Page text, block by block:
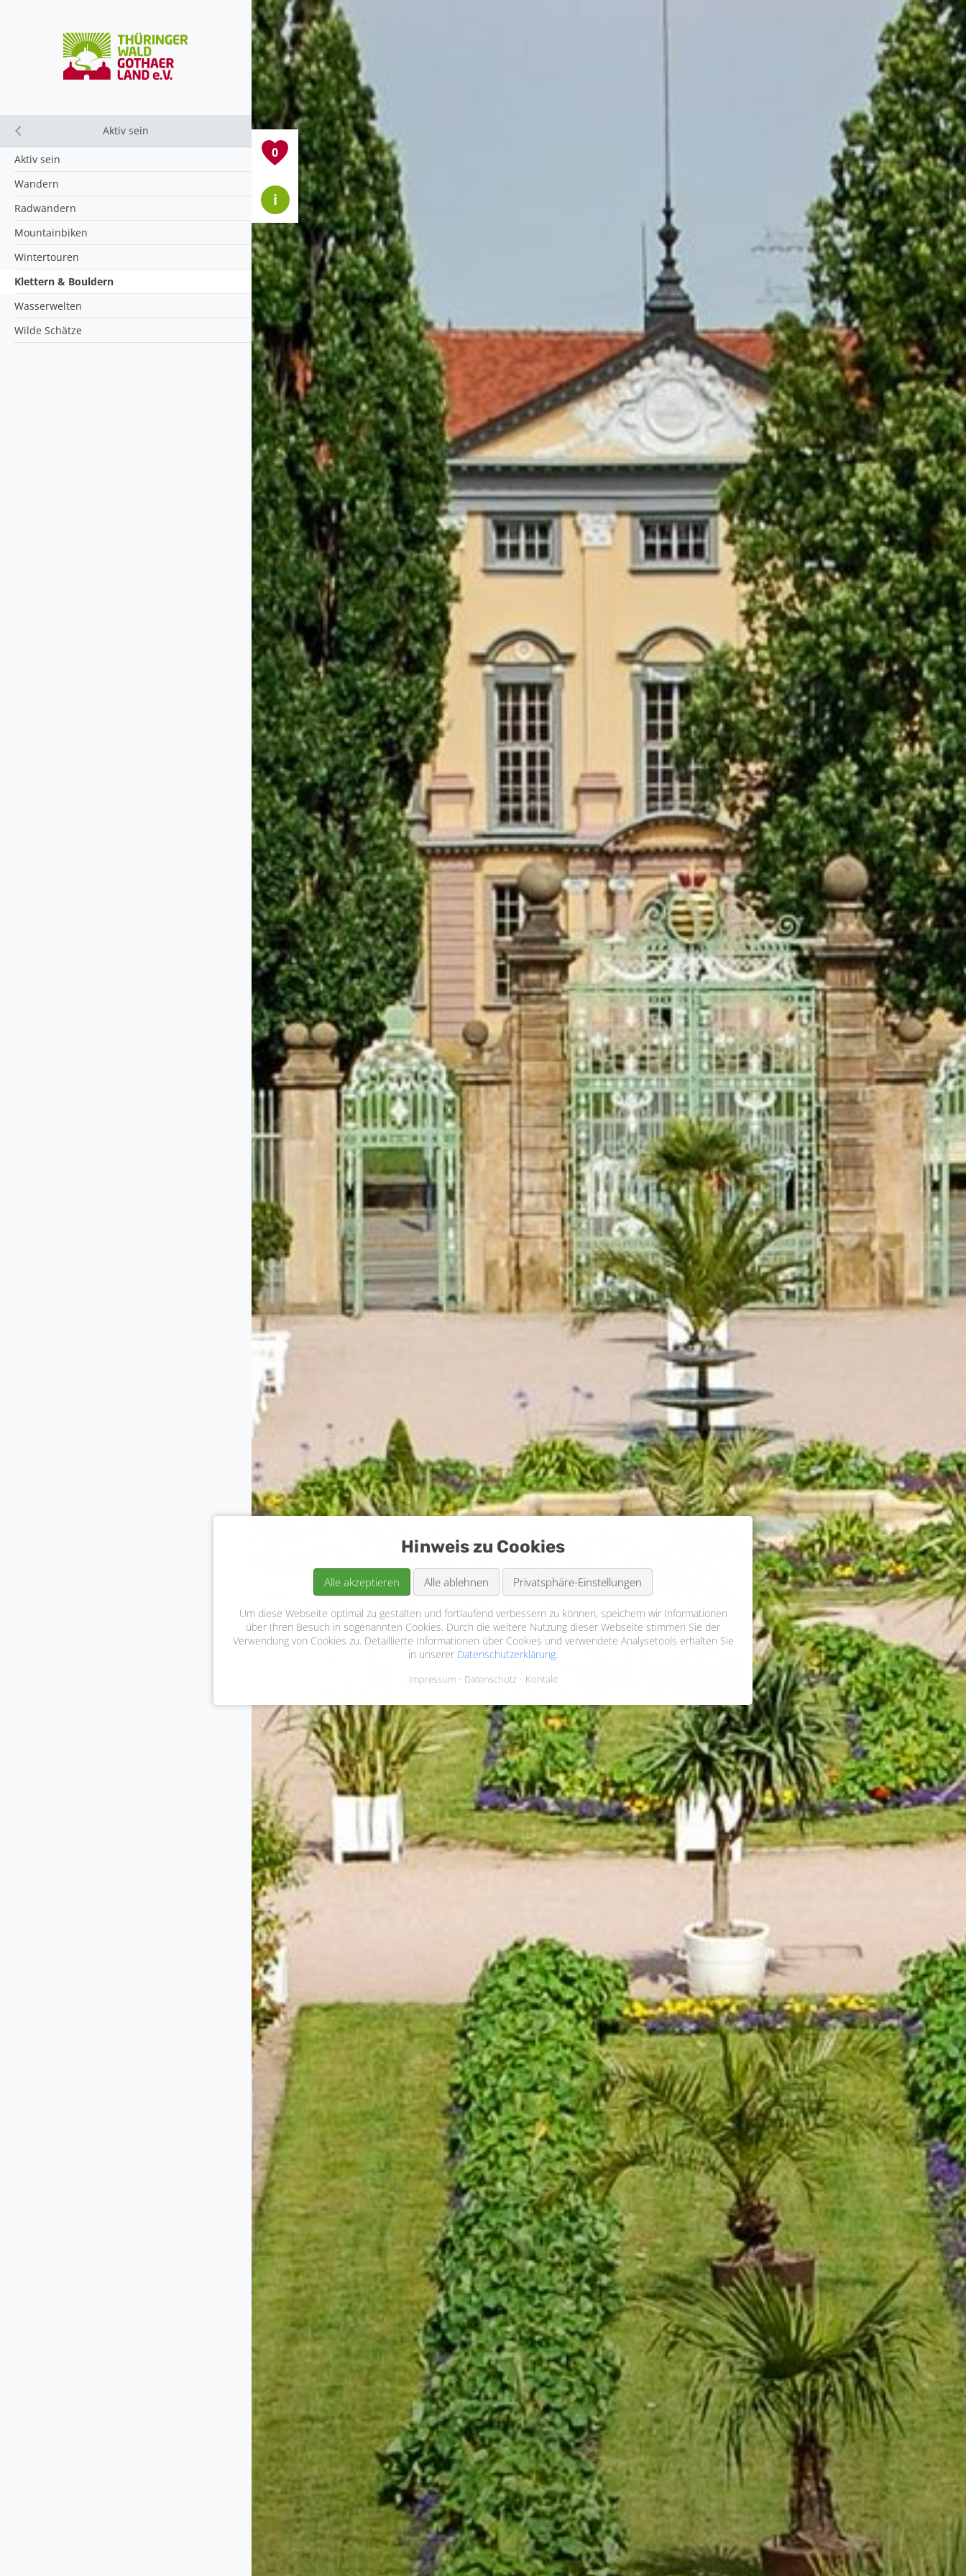
Close submenu Aktiv sein
Aktiv sein
Wandern
Radwandern
Mountainbiken
Wintertouren
Klettern & Bouldern
Wasserwelten
Wilde Schätze
0
i
Hinweis zu Cookies
Alle akzeptieren Alle ablehnen Privatsphäre-Einstellungen
Um diese Webseite optimal zu gestalten und fortlaufend verbessern zu können, speichern wir Informationen
über Ihren Besuch in sogenannten Cookies. Durch die weitere Nutzung dieser Webseite stimmen Sie der
Verwendung von Cookies zu. Detaillierte Informationen über Cookies und verwendete Analysetools erhalten Sie
in unserer Datenschutzerklärung
Impressum Datenschutz Kontakt